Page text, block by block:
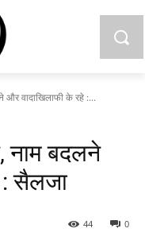
और वादाखिलाफी के रहे :...
नाम बदलने
: सैलजा
0
44